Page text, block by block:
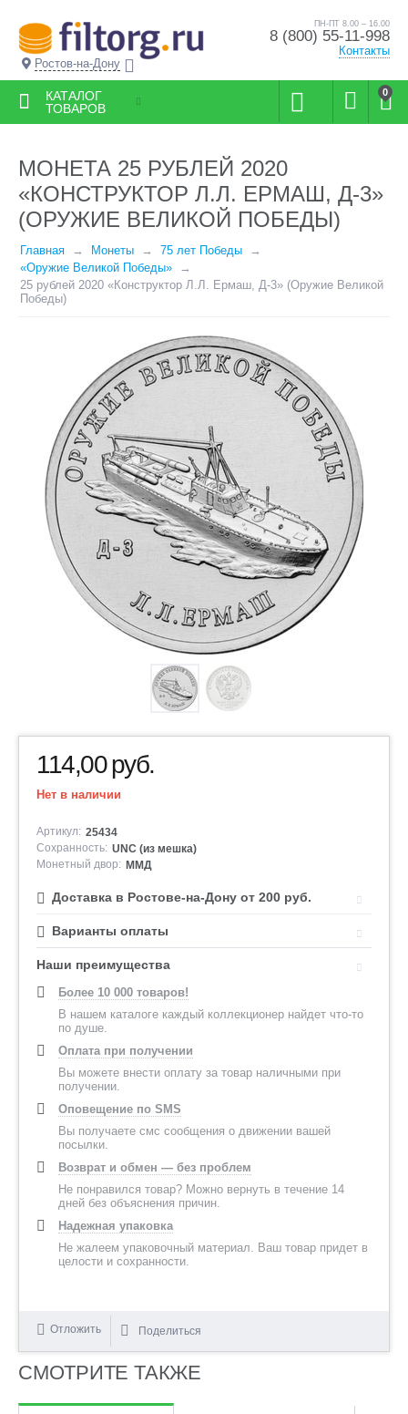
Ростов-на-Дону
ПН-ПТ 8.00 – 16.00
8 (800) 55-11-998
Контакты
0
КАТАЛОГ
ТОВАРОВ
МОНЕТА 25 РУБЛЕЙ 2020
«КОНСТРУКТОР Л.Л. ЕРМАШ, Д-3»
(ОРУЖИЕ ВЕЛИКОЙ ПОБЕДЫ)
Главная Монеты
75 лет Победы
«Оружие Великой Победы»
25 рублей 2020 «Конструктор Л.Л. Ермаш, Д-3» (Оружие Великой
Победы)
114,00руб.
Нет в наличии
Артикул: 25434
Сохранность: UNC (из мешка)
Монетный двор: ММД
Доставка в Ростове-на-Дону от 200 руб.
Варианты оплаты
Наши преимущества
Более 10 000 товаров!
В нашем каталоге каждый коллекционер найдет что-то
по душе.
Оплата при получении
Вы можете внести оплату за товар наличными при
получении.
Оповещение по SMS
Вы получаете смс сообщения о движении вашей
посылки.
Возврат и обмен — без проблем
Не понравился товар? Можно вернуть в течение 14
дней без объяснения причин.
Надежная упаковка
Не жалеем упаковочный материал. Ваш товар придет в
целости и сохранности.
Отложить Поделиться
СМОТРИТЕ ТАКЖЕ